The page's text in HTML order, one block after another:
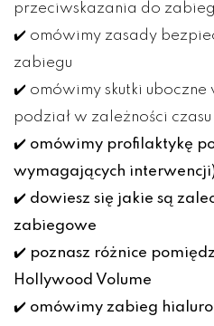
przeciwskazania do
✔️ omówimy zasady
zabiegu
✔️ omówimy skutki uboczne
podział w zależności
✔️ omówimy profilaktykę
wymagających
✔️ dowiesz się jakie są
zabiegowe
✔️ poznasz różnice
Hollywood Volume
✔️ omówimy zabieg